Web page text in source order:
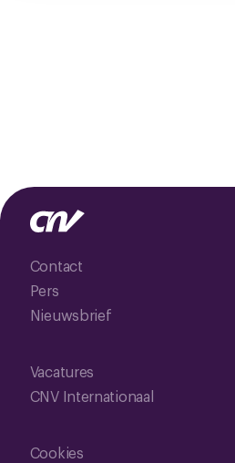
Contact
Pers
Nieuwsbrief
Vacatures
CNV Internationaal
Cookies